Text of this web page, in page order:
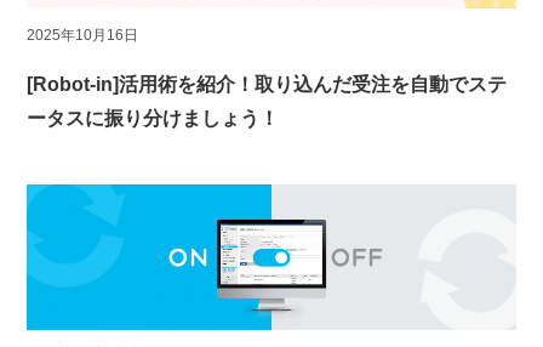
2025年10月16日
[Robot-in]活用術を紹介！取り込んだ受注を自動でステ
ータスに振り分けましょう！